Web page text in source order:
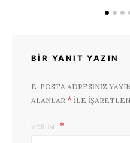
BIR YANIT YAZIN
E-POSTA ADRESINIZ
ALANLAR * ILE
YORUM